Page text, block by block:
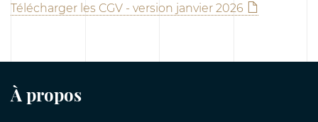
Télécharger les CGV - version janvier 2026
À propos